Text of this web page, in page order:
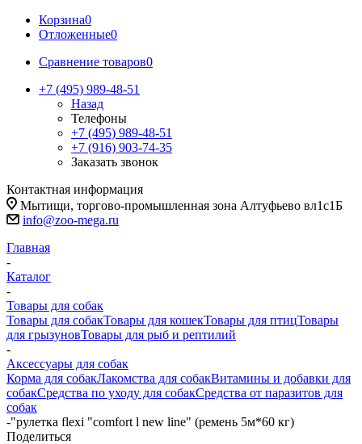
Корзина0
Отложенные0
Сравнение товаров0
+7 (495) 989-48-51
Назад
Телефоны
+7 (495) 989-48-51
+7 (916) 903-74-35
Заказать звонок
Контактная информация
Мытищи, торгово-промышленная зона Алтуфьево вл1с1Б
info@zoo-mega.ru
Главная
-
Каталог
-
Товары для собак
Товары для собакТовары для кошекТовары для птицТовары
для грызуновТовары для рыб и рептилий
-
Аксессуары для собак
Корма для собакЛакомства для собакВитамины и добавки для
собакСредства по уходу для собакСредства от паразитов для
собак
-"рулетка flexi "comfort l new line" (ремень 5м*60 кг)
Поделиться